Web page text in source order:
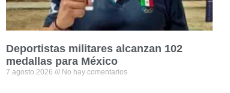
Deportistas militares alcanzan 102
medallas para México
7 agosto 2026 No hay comentarios